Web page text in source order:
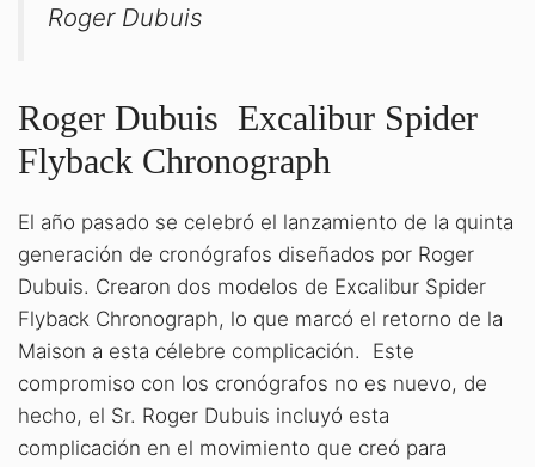
Roger Dubuis
Roger Dubuis Excalibur Spider
Flyback Chronograph
El año pasado se celebró el lanzamiento de la quinta
generación de cronógrafos diseñados por Roger
Dubuis. Crearon dos modelos de Excalibur Spider
Flyback Chronograph, lo que marcó el retorno de la
Maison a esta célebre complicación. Este
compromiso con los cronógrafos no es nuevo, de
hecho, el Sr. Roger Dubuis incluyó esta
complicación en el movimiento que creó para